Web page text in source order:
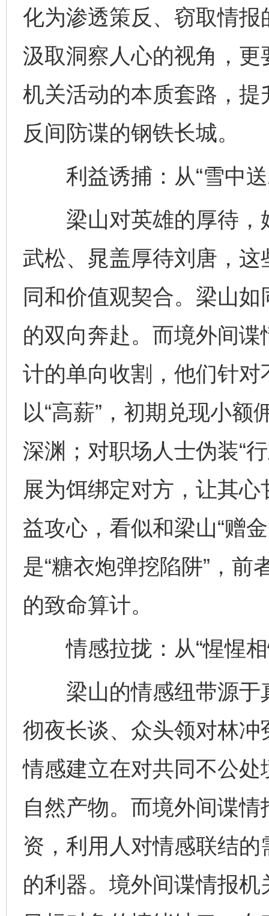
化为渗透策反、窃取情
汲取洞察人心的视角，
机关活动的本质套路，
反间防谍的钢铁长城。
利益诱捕：从“雪中送
梁山对英雄的厚待，
武松、晁盖厚待刘唐，
同和价值观契合。梁山
的双向奔赴。而境外间
计的单向收割，他们针
以“高薪”，初期兑现小
深渊；对职场人士伪装“
展为饵绑定对方，让其
益攻心，看似和梁山“赠
是“糖衣炮弹挖陷阱”，
的致命算计。
情感拉拢：从“惺惺相
梁山的情感纽带源于
彻夜长谈、众头领对林
情感建立在对共同不公
自然产物。而境外间谍
资，利用人对情感联结的
的利器。境外间谍情报机